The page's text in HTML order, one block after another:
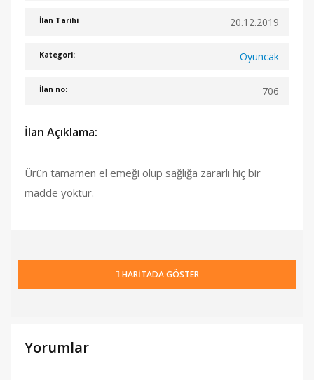
İlan Tarihi 20.12.2019
Kategori: Oyuncak
İlan no: 706
İlan Açıklama:
Ürün tamamen el emeği olup sağlığa zararlı hiç bir
madde yoktur.
HARİTADA GÖSTER
Yorumlar